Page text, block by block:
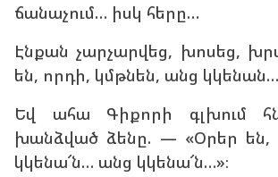
ճանաչում… իսկ հերը…
Էնքան չարչարվեց, խոսեց,
են, որդի, կմթնեն, անց
Եվ ահա Գիքորի գլխում
խանձված ձենը. — «Օրեր են,
կկենա՜ն… անց կկենա՜ն…»։